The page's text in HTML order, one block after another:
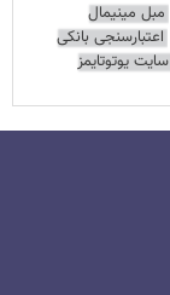
مبل مینیمال
اعتبارسنجی بانکی
سایت یوتوتایمز